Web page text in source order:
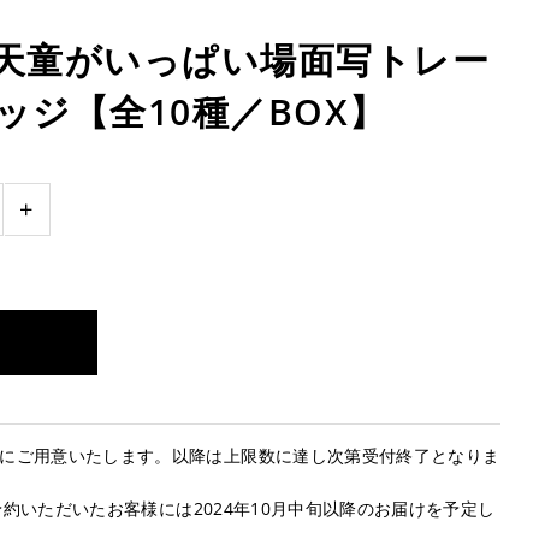
童がいっぱい場面写トレー
ジ【全10種／BOX】
+
ご用意いたします。以降は上限数に達し次第受付終了となりま
いただいたお客様には2024年10月中旬以降のお届けを予定し